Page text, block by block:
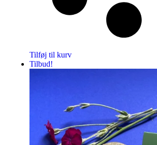
Tilføj til kurv
Tilbud!